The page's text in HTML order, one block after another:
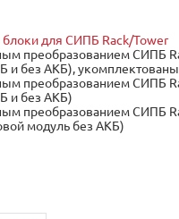
для СИПБ Rack/Tower
преобразованием СИПБ
и без АКБ), укомплектованы
преобразованием СИПБ
и без АКБ)
преобразованием СИПБ
модуль без АКБ)